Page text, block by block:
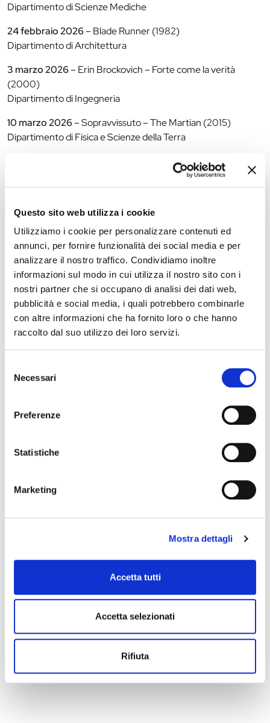
Questo sito web utilizza i cookie
Utilizziamo i cookie per personalizzare contenuti ed
annunci, per fornire funzionalità dei social media e per
analizzare il nostro traffico. Condividiamo inoltre
informazioni sul modo in cui utilizza il nostro sito con i
nostri partner che si occupano di analisi dei dati web,
pubblicità e social media, i quali potrebbero combinarle
con altre informazioni che ha fornito loro o che hanno
raccolto dal suo utilizzo dei loro servizi.
delNecessari
Preferenze
Statistiche
Marketing
Mostra dettagli
Accetta tutti
Accetta selezionati
Rifiuta
Dipartimento di Scienze Mediche
24 febbraio 2026– Blade Runner (1982)
Dipartimento di Architettura
3 marzo 2026– Erin Brockovich – Forte come la verità
(2000)
Dipartimento di Ingegneria
10 marzo 2026– Sopravvissuto – The Martian (2015)
Dipartimento di Fisica e Scienze della Terra
– L’uomo che vide l’infinito (2015)
Dipartimento di Matematica e Informatica
Dipartimento di Studi Umanistici
31 marzo 2026– La grande scommessa (2015)
Dipartimento di Economia e Management
14 aprile 2026 – Minority Report (2002)
Dipartimento di Giurisprudenza
Un appuntamento settimanale che unisce grande cinema e
ricerca universitaria, aperto a tutta la cittadinanza.
INFO:www.unife.it
The editorial team is not responsible for any inaccuracies or
cancellation, variation, modification of the information of an